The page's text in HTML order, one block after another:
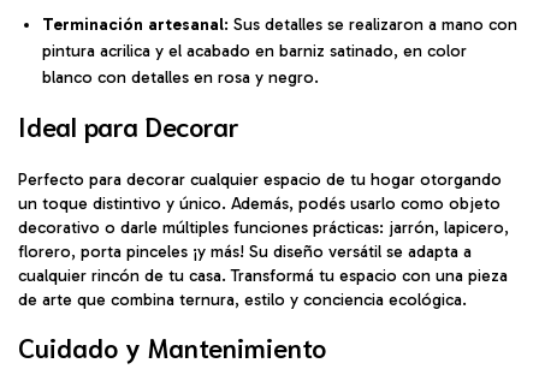
Terminación artesanal: Sus detalles se realizaron a mano con
pintura acrilica y el acabado en barniz satinado, en color
blanco con detalles en rosa y negro.
Ideal para Decorar
Perfecto para decorar cualquier espacio de tu hogar otorgando
un toque distintivo y único. Además, podés usarlo como objeto
decorativo o darle múltiples funciones prácticas: jarrón, lapicero,
florero, porta pinceles ¡y más! Su diseño versátil se adapta a
cualquier rincón de tu casa. Transformá tu espacio con una pieza
de arte que combina ternura, estilo y conciencia ecológica.
Cuidado y Mantenimiento